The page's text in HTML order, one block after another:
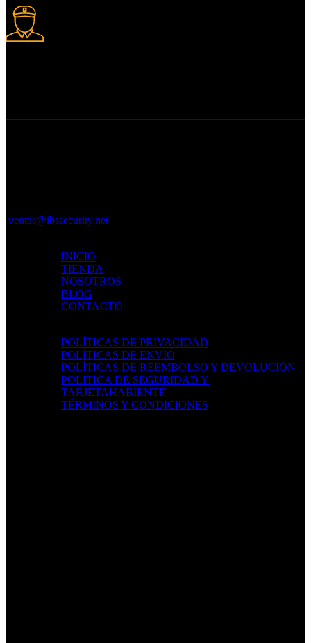
ventas@ibssecurity.net
INICIO
TIENDA
NOSOTROS
BLOG
CONTACTO
POLÍTICAS DE PRIVACIDAD
POLÍTICAS DE ENVIÓ
POLÍTICAS DE REEMBOLSO Y DEVOLUCIÓN
POLITICA DE SEGURIDAD Y
TARJETAHABIENTE
TÉRMINOS Y CONDICIONES